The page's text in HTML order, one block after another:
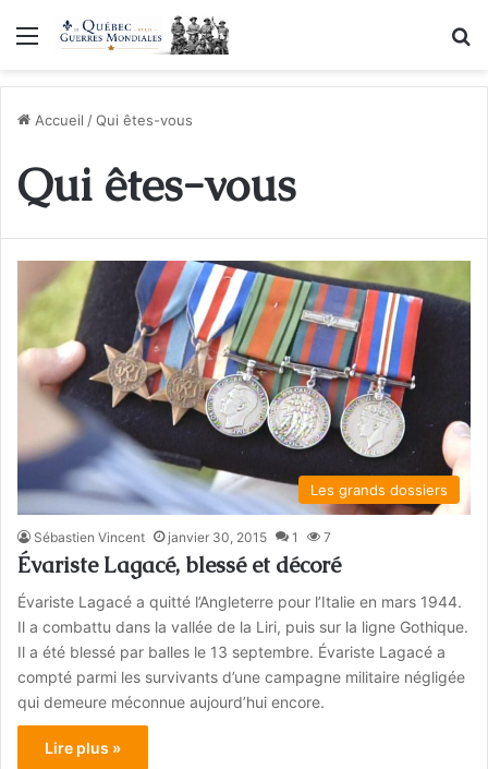
Menu
Accueil /Qui êtes-vous
Qui êtes-vous
Les grands dossiers
Sébastien Vincent janvier 30, 2015 1 7
Évariste Lagacé, blessé et décoré
Évariste Lagacé a quitté l’Angleterre pour l’Italie en mars 1944.
Il a combattu dans la vallée de la Liri, puis sur la ligne Gothique.
Il a été blessé par balles le 13 septembre. Évariste Lagacé a
compté parmi les survivants d’une campagne militaire négligée
qui demeure méconnue aujourd’hui encore.
Lire plus »